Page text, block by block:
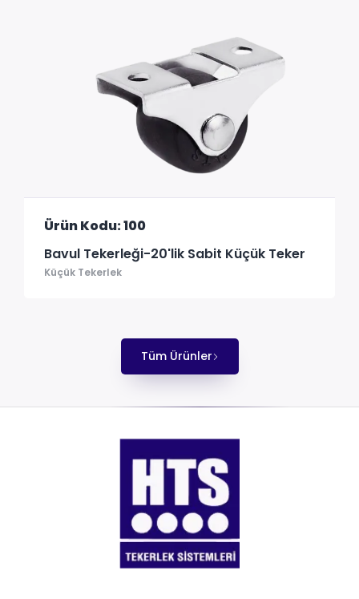
Ürün Kodu: 100
Bavul Tekerleği-20'lik Sabit Küçük Teker
Küçük Tekerlek
Tüm Ürünler